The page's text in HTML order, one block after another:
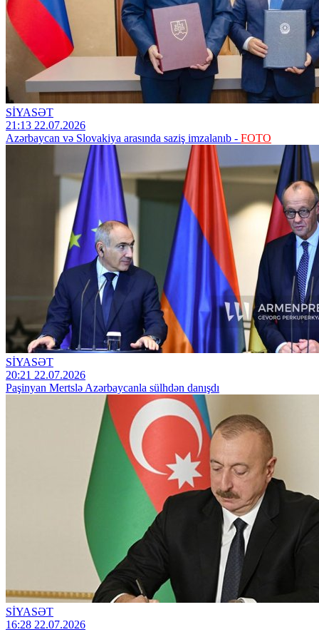
SİYASƏT
21:13 22.07.2026
Azərbaycan və Slovakiya arasında saziş imzalanıb - FOTO
SİYASƏT
20:21 22.07.2026
Paşinyan Mertslə Azərbaycanla sülhdən danışdı
SİYASƏT
16:28 22.07.2026